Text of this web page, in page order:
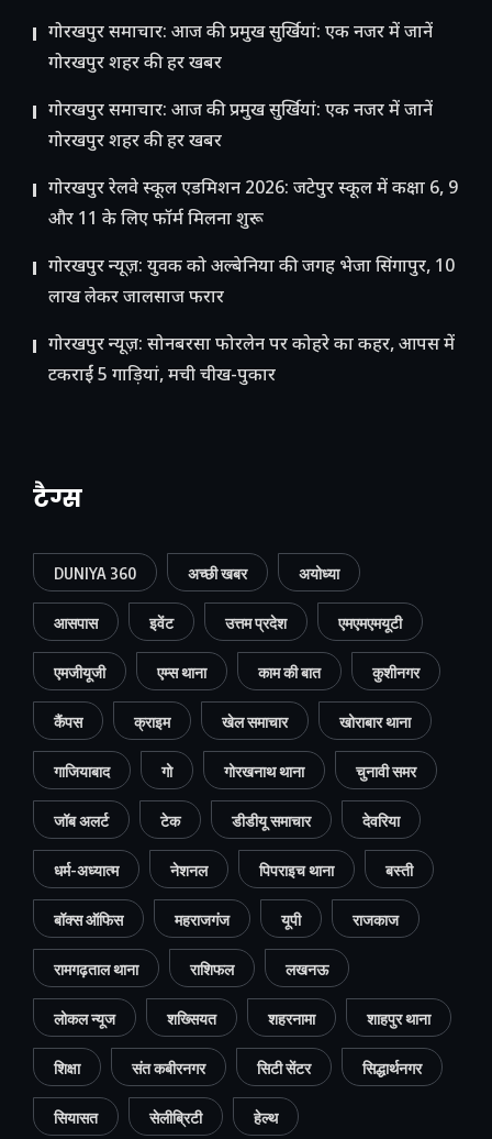
गोरखपुर समाचार: आज की प्रमुख सुर्खियां: एक नजर में जानें
गोरखपुर शहर की हर खबर
गोरखपुर समाचार: आज की प्रमुख सुर्खियां: एक नजर में जानें
गोरखपुर शहर की हर खबर
गोरखपुर रेलवे स्कूल एडमिशन 2026: जटेपुर स्कूल में कक्षा 6, 9
और 11 के लिए फॉर्म मिलना शुरू
गोरखपुर न्यूज़: युवक को अल्बेनिया की जगह भेजा सिंगापुर, 10
लाख लेकर जालसाज फरार
गोरखपुर न्यूज़: सोनबरसा फोरलेन पर कोहरे का कहर, आपस में
टकराईं 5 गाड़ियां, मची चीख-पुकार
टैग्स
DUNIYA 360 अच्छी खबर अयोध्या
आसपास इवेंट उत्तम प्रदेश एमएमएमयूटी
एमजीयूजी एम्स थाना काम की बात कुशीनगर
कैंपस क्राइम खेल समाचार खोराबार थाना
गाजियाबाद गो गोरखनाथ थाना चुनावी समर
जॉब अलर्ट टेक डीडीयू समाचार देवरिया
धर्म-अध्यात्म नेशनल पिपराइच थाना बस्ती
बॉक्स ऑफिस महराजगंज यूपी राजकाज
रामगढ़ताल थाना राशिफल लखनऊ
लोकल न्यूज शख्सियत शहरनामा शाहपुर थाना
शिक्षा संत कबीरनगर सिटी सेंटर सिद्धार्थनगर
सियासत सेलीब्रिटी हेल्थ